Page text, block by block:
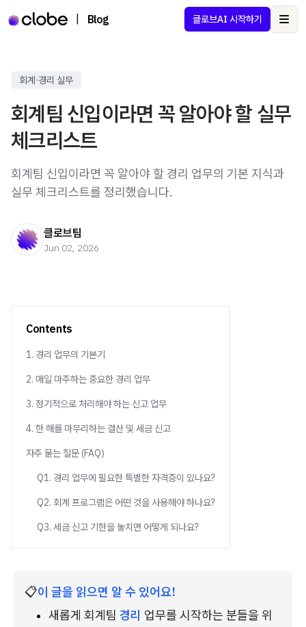
Blog 클로브AI 시작하기
회계·경리 실무
회계팀 신입이라면 꼭 알아야 할 실무
체크리스트
회계팀 신입이라면 꼭 알아야 할 경리 업무의 기본 지식과
실무 체크리스트를 정리했습니다.
클로브팀
Jun 02, 2026
Contents
1. 경리 업무의 기본기
2. 매일 마주하는 중요한 경리 업무
3. 정기적으로 처리해야 하는 신고 업무
4. 한 해를 마무리하는 결산 및 세금 신고
자주 묻는 질문 (FAQ)
Q1. 경리 업무에 필요한 특별한 자격증이 있나요?
Q2. 회계 프로그램은 어떤 것을 사용해야 하나요?
Q3. 세금 신고 기한을 놓치면 어떻게 되나요?
📋이 글을 읽으면 알 수 있어요!
새롭게 회계팀 경리 업무를 시작하는 분들을 위